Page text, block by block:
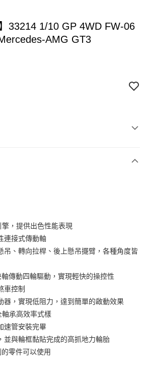
33214 1/10 GP 4WD FW-06
AMG GT3
彰化商業銀行
台北富邦商業銀行
兆豐國際商業銀行
華泰商業銀行
遠東國際商業銀行
星展（台灣）商業銀行
中國信託商業銀行
彰化商業銀行
台北富邦商業銀行
台中商業銀行
遠東國際商業銀行
永豐商業銀行
星展（台灣）商業銀行
中國信託商業銀行
，提供出色性能表現
連接式傳動軸
吊、轉向拉桿、後上懸吊擺臂，各種角度皆
傳動四輪驅動，實現輕快的操控性
車控制
器，實現低阻力，達到簡單的啟動效果
承高效率式樣
速管安裝完畢
並與輪框黏貼完成的高抓地力輪胎
零件可以使用